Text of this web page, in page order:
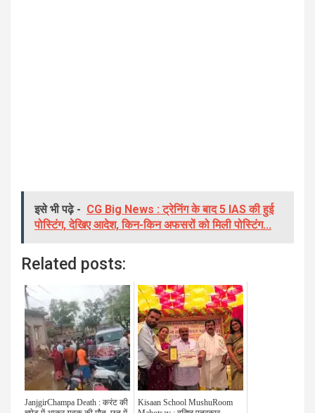
इसे भी पढ़े - CG Big News : ट्रेनिंग के बाद 5 IAS की हुई
पोस्टिंग, देखिए आदेश, किन-किन अफसरों को मिली पोस्टिंग...
Related posts:
JanjgirChampa Death : करंट की
Kisaan School MushuRoom